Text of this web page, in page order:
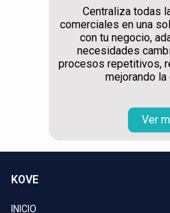
Centraliza todas
comerciales en una
con tu negocio,
necesidades
procesos repetitivos,
mejorando la
Ver
KOVE
INICIO